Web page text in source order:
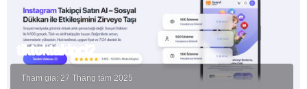
tiktoktakipci2
Tham gia 27 Tháng tám 2025